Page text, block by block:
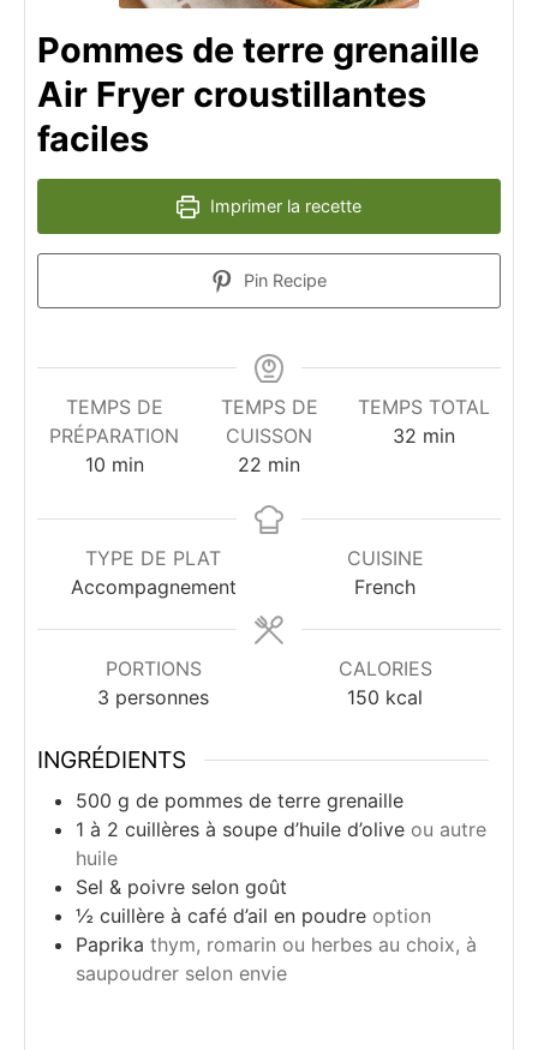
Pommes de terre grenaille
Air Fryer croustillantes
faciles
Imprimer la recette
Pin Recipe
TEMPS DE
PRÉPARATION
10minutes
min
TEMPS DE
CUISSON
22 minutes
min
TEMPS TOTAL
32minutes
min
TYPE DE PLAT
Accompagnement
CUISINE
French
PORTIONS
3 personnes
CALORIES
150 kcal
INGRÉDIENTS
500 g de pommes de terre grenaille
1 à 2 cuillères à soupe d’huile d’olive ou autre
huile
Sel & poivre selon goût
½ cuillère à café d’ail en poudre option
Paprika thym, romarin ou herbes au choix, à
saupoudrer selon envie